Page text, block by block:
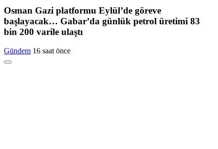
Osman Gazi platformu Eylül’de göreve
başlayacak… Gabar’da günlük petrol üretimi 83
bin 200 varile ulaştı
Gündem 16 saat önce